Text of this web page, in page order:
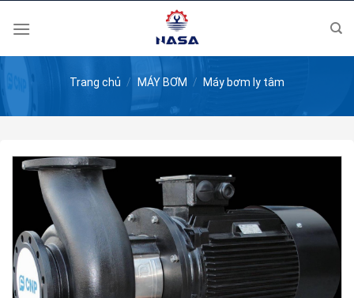
Trang chủ / MÁY BƠM / Máy bơm ly tâm